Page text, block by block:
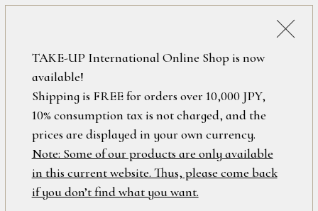
フリーワード
在庫なし含む
アイテム
ロ
グ
イ
ン
/
新
規
会
TAKE-UP International Online Shop is now
available!
Shipping is FREE for orders over 10,000 JPY,
10% consumption tax is not charged, and the
prices are displayed in your own currency.
Note: Some of our products are only available
in this current website. Thus, please come back
if you don’t find what you want.